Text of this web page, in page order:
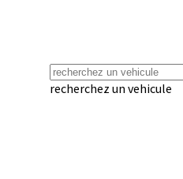
recherchez un vehicule